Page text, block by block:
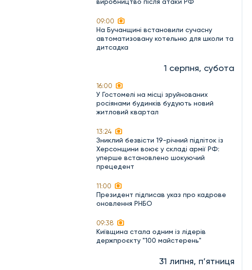
09:00
На Бучанщині встановили сучасну
автоматизовану котельню для школи та
дитсадка
1 серпня, субота
16:00
У Гостомелі на місці зруйнованих
росіянами будинків будують новий
житловий квартал
13:24
Зниклий безвісти 19-річний підліток із
Херсонщини воює у складі армії РФ:
уперше встановлено шокуючий
прецедент
11:00
Президент підписав указ про кадрове
оновлення РНБО
09:38
Київщина стала одним із лідерів
держпроєкту "100 майстерень"
31 липня, п’ятниця